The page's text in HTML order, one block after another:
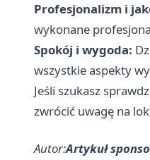
Profesjonalizm i
wykonane
Spokój i wygoda:
wszystkie aspekty
Jeśli szukasz
zwrócić uwagę na
Autor:Artykuł